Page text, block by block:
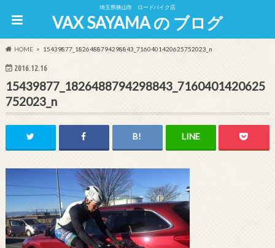
埼玉県狭山市 ロードバイク店
VAX SAYAMA の ブログ
HOME 15439877_1826488794298843_7160401420625752023_n
2016.12.16
15439877_1826488794298843_7160401420625
752023_n